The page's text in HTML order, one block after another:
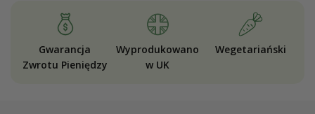
Gwarancja
Zwrotu Pieniędzy
Wyprodukowano
w UK
Wegetariański